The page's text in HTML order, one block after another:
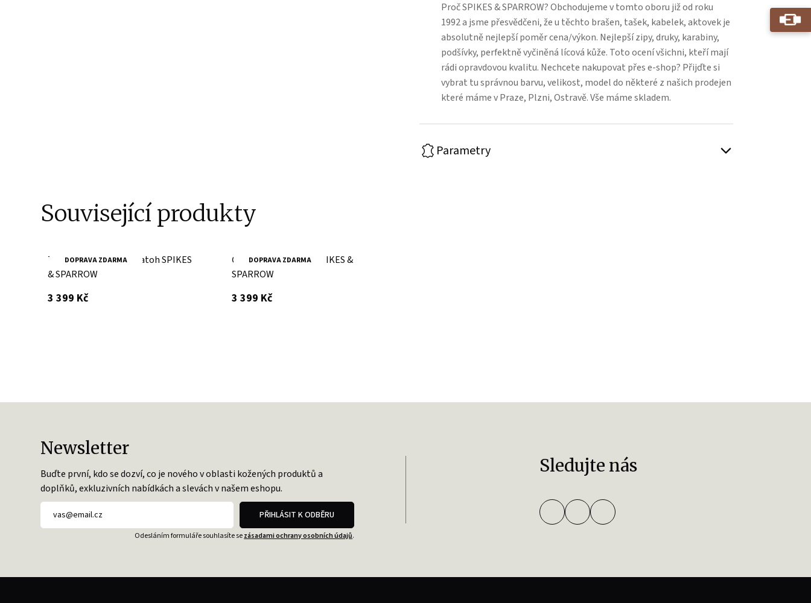
Proč SPIKES & SPARROW? Obchodujeme v tomto oboru již od roku
1992 a jsme přesvědčeni, že u těchto brašen, tašek, kabelek, aktovek je
absolutně nejlepší poměr cena/výkon. Nejlepší zipy, druky, karabiny,
podšívky, perfektně vyčiněná lícová kůže. Toto ocení všichni, kteří mají
rádi opravdovou kvalitu. Nechcete nakupovat přes e-shop? Přijďte si
vybrat tu správnou barvu, velikost, model do některé z našich prodejen
které máme v Praze, Plzni, Ostravě. Vše máme skladem.
Parametry
Související produkty
DOPRAVA ZDARMA
Tmavě hnědý kožený batoh SPIKES
& SPARROW
3 399 Kčs DPH
DOPRAVA ZDARMA
Černý kožený batoh SPIKES &
SPARROW
3 399 Kčs DPH
Newsletter
Buďte první, kdo se dozví, co je nového v oblasti kožených produktů a
doplňků, exkluzivních nabídkách a slevách v našem eshopu.
PŘIHLÁSIT K ODBĚRU
Odesláním formuláře souhlasíte sezásadami ochrany osobních údajů.
Sledujte nás